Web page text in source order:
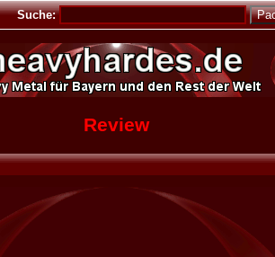
Suche:
Review